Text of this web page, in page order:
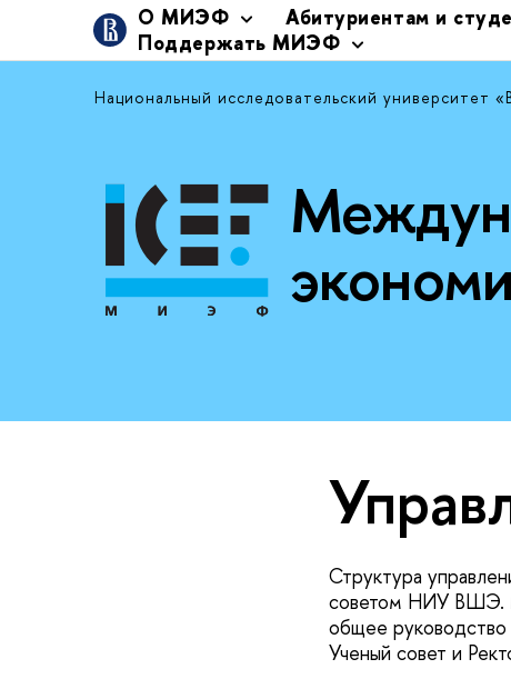
О МИЭФ Абитуриентам и
Поддержать МИЭФ
Национальный исследовательский университет
Структура
советом НИУ ВШЭ.
общее руководство
Ученый совет и